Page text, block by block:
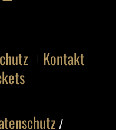
Kontakt
/